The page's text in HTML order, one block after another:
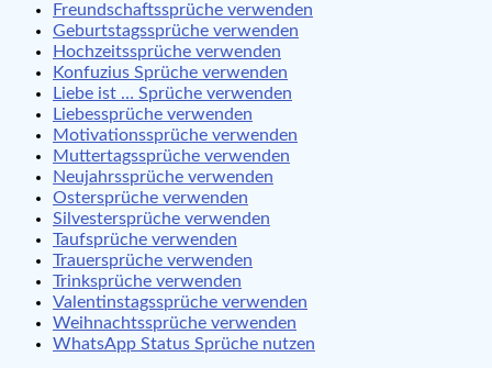
Freundschaftssprüche verwenden
Geburtstagssprüche verwenden
Hochzeitssprüche verwenden
Konfuzius Sprüche verwenden
Liebe ist … Sprüche verwenden
Liebessprüche verwenden
Motivationssprüche verwenden
Muttertagssprüche verwenden
Neujahrssprüche verwenden
Ostersprüche verwenden
Silvestersprüche verwenden
Taufsprüche verwenden
Trauersprüche verwenden
Trinksprüche verwenden
Valentinstagssprüche verwenden
Weihnachtssprüche verwenden
WhatsApp Status Sprüche nutzen